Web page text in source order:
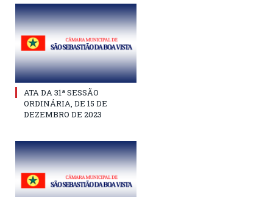
ATA DA 31ª SESSÃO
ORDINÁRIA, DE 15 DE
DEZEMBRO DE 2023